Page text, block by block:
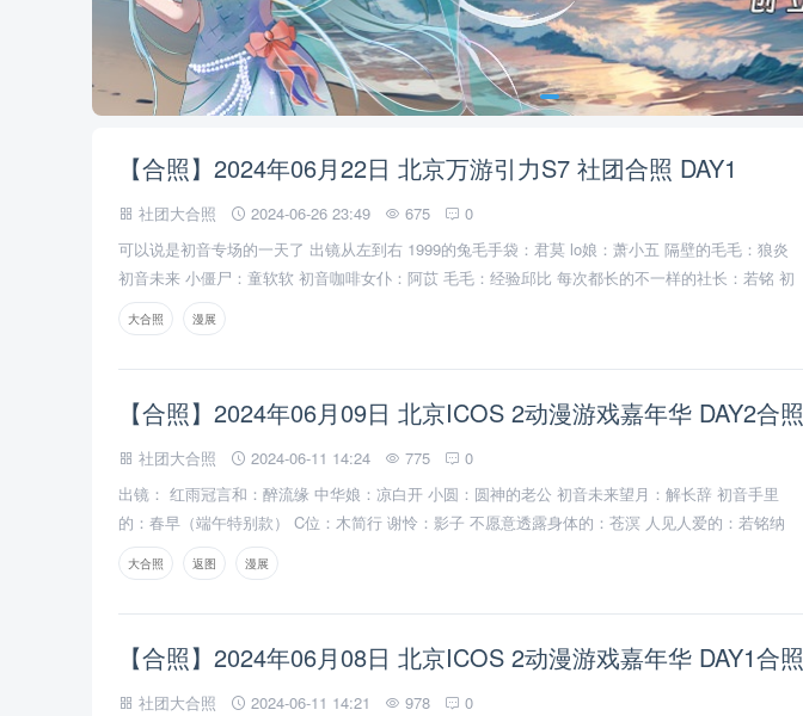
【合照】2024年06月22日 北京万游引力S7 社团合照 DAY1
社团大合照 2024-06-26 23:49 675
0
可以说是初音专场的一天了 出镜从左到右 1999的兔毛手袋：君莫 lo娘：萧小五 隔壁的毛毛：狼炎
初音未来 小僵尸：童软软 初音咖啡女仆：阿苡 毛毛：经验邱比 每次都长的不一样的社长：若铭 初
音：解长辞 初音女仆：混乱邪恶凉白开 没找到是谁 维尔汀：简钰 初音未来 中华娘：影子 祈本里
香：無涉交 碧蓝档案 锭前纱织：时光 春早端午特款：春早 真人快打-乔尼凯奇：黑泽
大合照 漫展
【合照】2024年06月09日 北京ICOS 2动漫游戏嘉年华 DAY2合照
社团大合照 2024-06-11 14:24 775
0
出镜： 红雨冠言和：醉流缘 中华娘：凉白开 小圆：圆神的老公 初音未来望月：解长辞 初音手里
的：春早（端午特别款） C位：木简行 谢怜：影子 不愿意透露身体的：苍溟 人见人爱的：若铭 ​纳
兰迦吉尔卡:君莫 甘雨：程哥不要啊 黑瞎子： 自设：森森子
大合照 返图 漫展
【合照】2024年06月08日 北京ICOS 2动漫游戏嘉年华 DAY1合照
社团大合照 2024-06-11 14:21 978
0